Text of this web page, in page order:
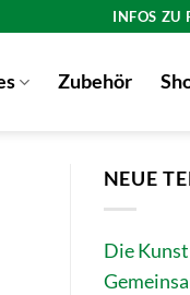
INFOS ZU
Zubehör
NEUE
Die